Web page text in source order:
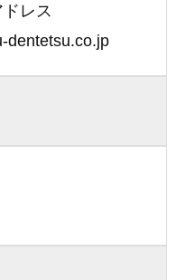
レス
dentetsu.co.jp